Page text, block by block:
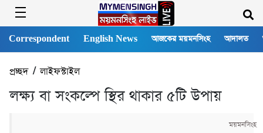
Correspondent English News আজকের ময়মনসিংহ আদালত
প্রচ্ছদ/লাইফস্টাইল
লক্ষ্য বা সংকল্পে স্থির থাকার ৫টি উপায়
ময়মনসিংহ